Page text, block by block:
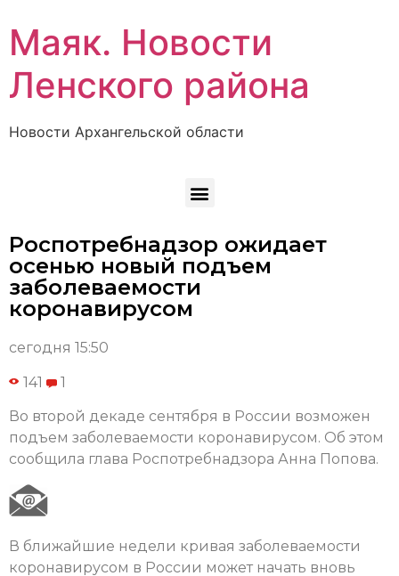
Маяк. Новости
Ленского района
Новости Архангельской области
Роспотребнадзор ожидает
осенью новый подъем
заболеваемости
коронавирусом
сегодня 15:50
141 1
Во второй декаде сентября в России возможен
подъем заболеваемости коронавирусом. Об этом
сообщила глава Роспотребнадзора Анна Попова.
В ближайшие недели кривая заболеваемости
коронавирусом в России может начать вновь